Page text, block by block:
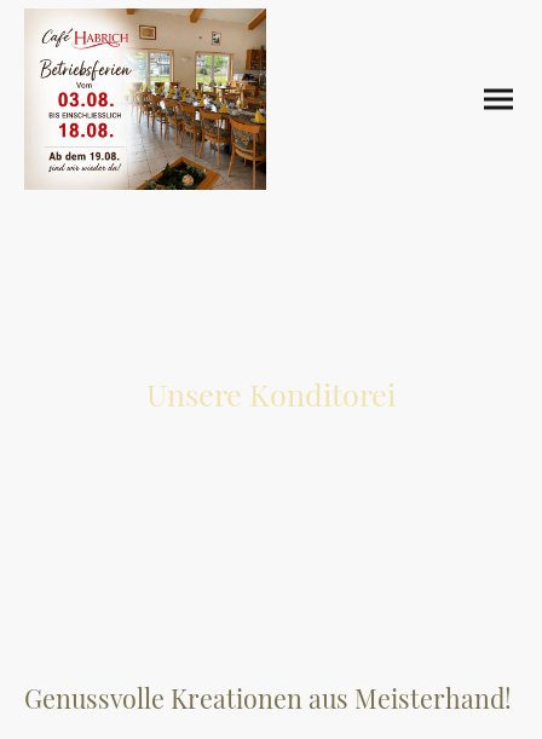
Unsere Konditorei
Genussvolle Kreationen aus Meisterhand!